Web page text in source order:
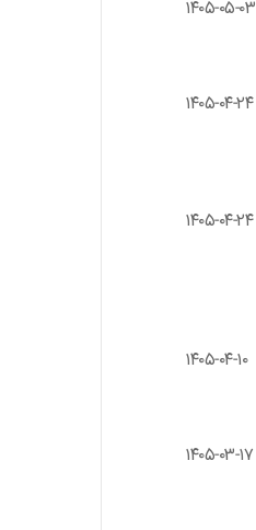
۱۴۰۵-۰۵-۰۳
۱۴۰۵-۰۴-۲۴
۱۴۰۵-۰۴-۲۴
۱۴۰۵-۰۴-۱۰
۱۴۰۵-۰۳-۱۷